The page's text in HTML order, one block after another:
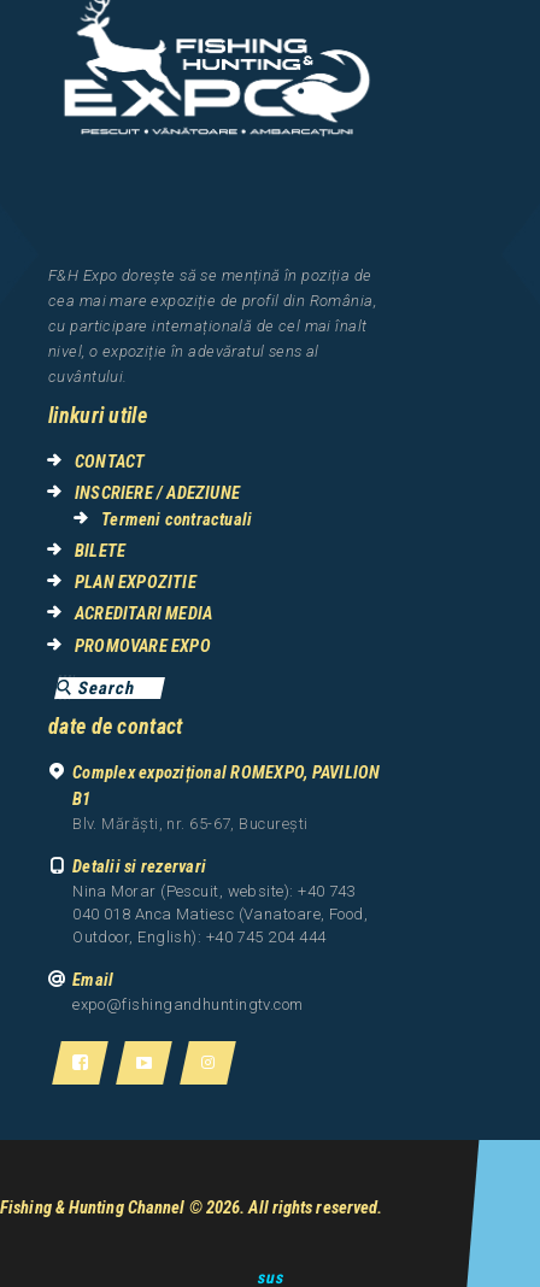
F&H Expo dorește să se mențină în poziția de
cea mai mare expoziție de profil din România
cu participare internațională de cel maiînalt
nivel, o expoziție în adevăratul sens al
cuvântului.
linkuri utile
CONTACT
INSCRIERE / ADEZIUNE
Termeni contractuali
BILETE
PLAN EXPOZITIE
ACREDITARI MEDIA
PROMOVARE EXPO
date de contact
Complex expozițional ROMEXPO, PAVILION
B1
Blv. Mărăști, nr. 65-67, București
Detalii si rezervari
Nina Morar (Pescuit, website): +40 743
040 018 Anca Matiesc (Vanatoare, Food,
Outdoor, English): +40 745 204 444
Email
expo@fishingandhuntingtv.com
Fishing & Hunting Channel © 2026. All rights reserved.
sus